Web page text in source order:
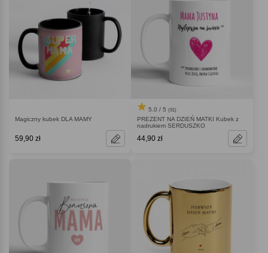
Magiczny kubek DLA MAMY
59,90 zł
5.0 / 5 (91)
PREZENT NA DZIEŃ MATKI Kubek z
nadrukiem SERDUSZKO
44,90 zł